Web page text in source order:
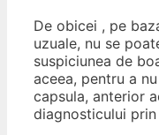
De obicei , pe
uzuale, nu se
suspiciunea de
aceea, pentru a
capsula, anterior
diagnosticului